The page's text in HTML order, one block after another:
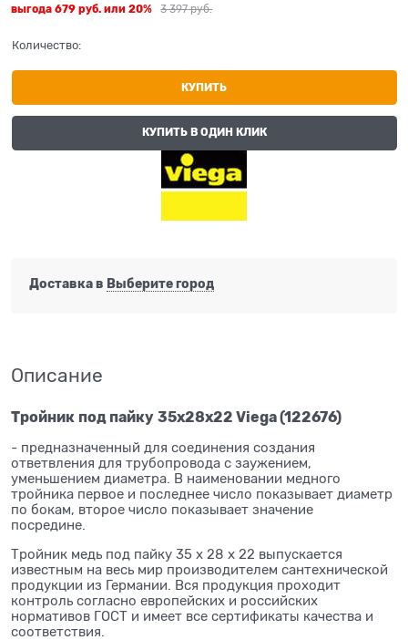
3 397 руб.
выгода 679 руб. или 20%
Количество:
КУПИТЬ
КУПИТЬ В ОДИН КЛИК
Доставка в Выберите город
Описание
Тройник под пайку 35x28x22 Viega (122676)
- предназначенный для соединения создания
ответвления для трубопровода с заужением,
уменьшением диаметра. В наименовании медного
тройника первое и последнее число показывает диаметр
по бокам, второе число показывает значение
посредине.
Тройник медь под пайку 35 x 28 x 22 выпускается
известным на весь мир производителем сантехнической
продукции из Германии. Вся продукция проходит
контроль согласно европейских и российских
нормативов ГОСТ и имеет все сертификаты качества и
соответствия.